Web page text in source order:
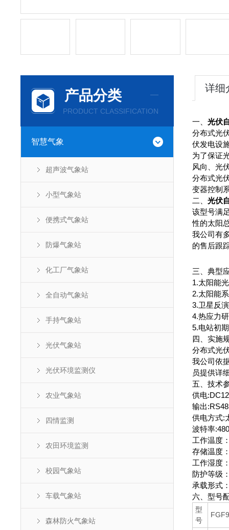
产品分类
PRODUCT CLASSIFICATION
智慧气象
超声波气象站
小型气象站
便携式气象站
防爆气象站
化工厂气象站
全自动气象站
手持气象站
光伏气象站
光伏环境监测仪
农业气象站
四情监测
农田环境监测
校园气象站
车载气象站
森林防火气象站
详细
一、 光伏
分布式光
伏发电设
为了保证
风向、光
分布式光
变器控制
二、 光伏
该型号满
性的太阳
我公司有
的售后跟
三、典型
1.太阳能
2.太阳能
3.卫星反
4.热应力
5.电站初
四、实施
分布式光
我公司依
员提供详
五、技术
供电
输出
供电方式:
波特率
工作温度
存储温度
工作湿度
防护等级
承载形式
六、型号
型
号